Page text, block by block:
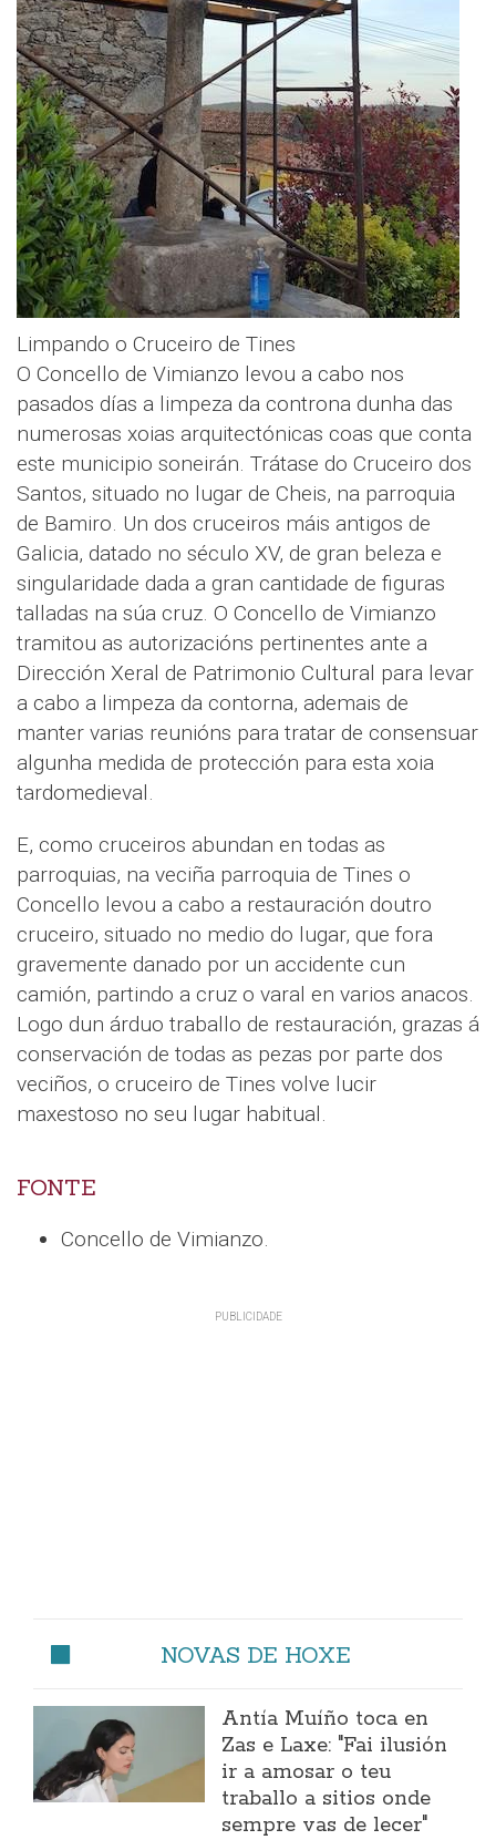
Limpando o Cruceiro de Tines
O Concello de Vimianzo levou a cabo nos
pasados días a limpeza da controna dunha das
numerosas xoias arquitectónicas coas que conta
este municipio soneirán. Trátase do Cruceiro dos
Santos, situado no lugar de Cheis, na parroquia
de Bamiro. Un dos cruceiros máis antigos de
Galicia, datado no século XV, de gran beleza e
singularidade dada a gran cantidade de figuras
talladas na súa cruz. O Concello de Vimianzo
tramitou as autorizacións pertinentes ante a
Dirección Xeral de Patrimonio Cultural para levar
a cabo a limpeza da contorna, ademais de
manter varias reunións para tratar de consensuar
algunha medida de protección para esta xoia
tardomedieval.
E, como cruceiros abundan en todas as
parroquias, na veciña parroquia de Tines o
Concello levou a cabo a restauración doutro
cruceiro, situado no medio do lugar, que fora
gravemente danado por un accidente cun
camión, partindo a cruz o varal en varios anacos.
Logo dun árduo traballo de restauración, grazas á
conservación de todas as pezas por parte dos
veciños, o cruceiro de Tines volve lucir
maxestoso no seu lugar habitual.
FONTE
Concello de Vimianzo.
NOVAS DE HOXE
Antía Muíño toca en
Zas e Laxe: "Fai ilusión
ir a amosar o teu
traballo a sitios onde
sempre vas de lecer"